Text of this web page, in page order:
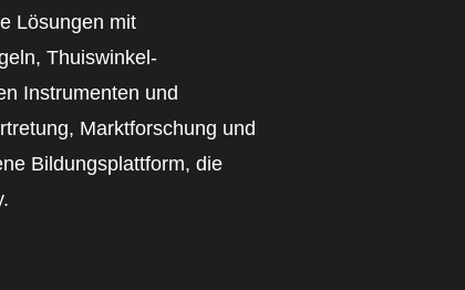
Lösungen mit
Thuiswinkel-
Instrumenten und
Marktforschung und
Bildungsplattform, die